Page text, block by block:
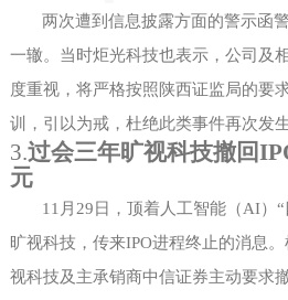
两次遭到信息披露方面的警示函
一辙。当时炬光科技也表示，公司及
度重视，将严格按照陕西证监局的要
训，引以为戒，杜绝此类事件再次发生
3.过会三年旷视科技撤回
元
11月29日，顶着人工智能（AI
旷视科技，传来IPO进程终止的消息
视科技及主承销商中信证券主动要求